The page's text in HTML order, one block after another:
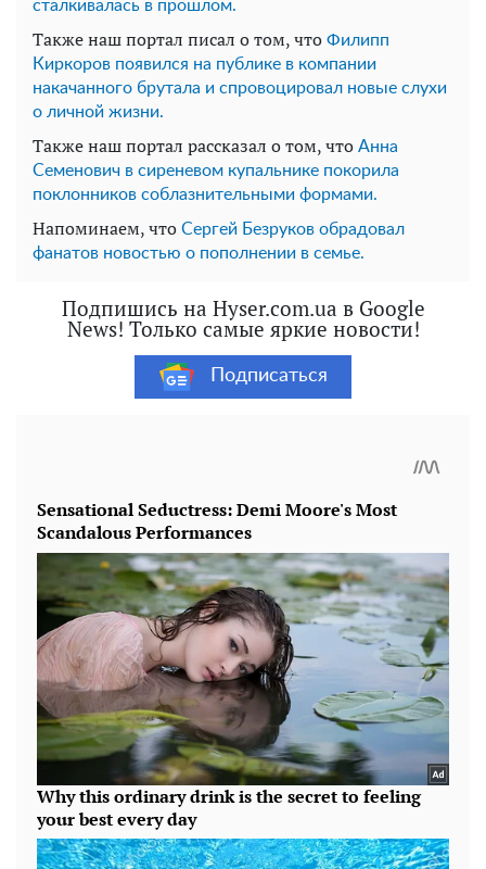
сталкивалась в прошлом.
Также наш портал писал о том, что Филипп
Киркоров появился на публике в компании
накачанного брутала и спровоцировал новые слухи
о личной жизни.
Также наш портал рассказал о том, что Анна
Семенович в сиреневом купальнике покорила
поклонников соблазнительными формами.
Напоминаем, что Сергей Безруков обрадовал
фанатов новостью о пополнении в семье.
Подпишись на Hyser.com.ua в Google
News! Только самые яркие новости!
Подписаться